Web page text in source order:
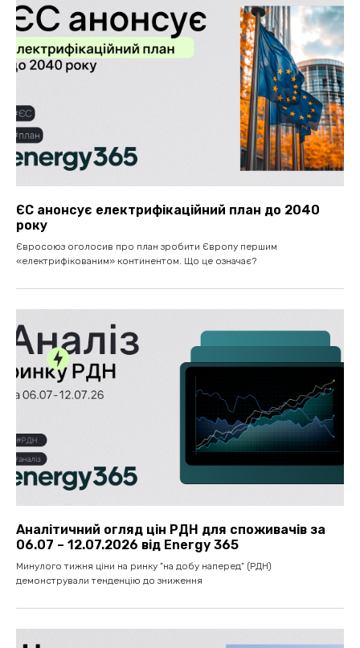
ЄС анонсує електрифікаційний план до 2040
року
Євросоюз оголосив про план зробити Європу першим
«електрифікованим» континентом. Що це означає?
Аналітичний огляд цін РДН для споживачів за
06.07 – 12.07.2026 від Energy 365
Минулого тижня ціни на ринку "на добу наперед" (РДН)
демонстрували тенденцію до зниження